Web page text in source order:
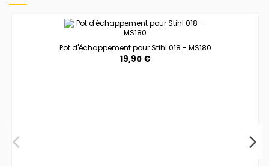
Pot d'échappement pour Stihl 018 - MS180
19,90 €